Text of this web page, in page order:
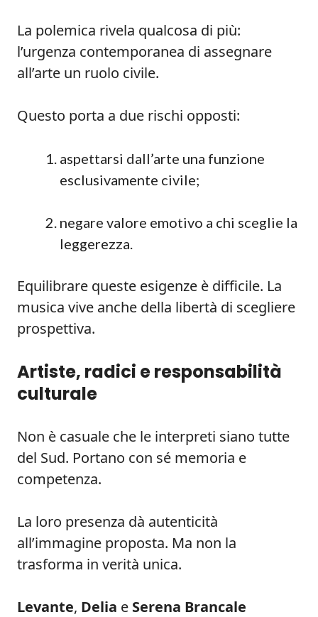
La polemica rivela qualcosa di più:
l’urgenza contemporanea di assegnare
all’arte un ruolo civile.
Questo porta a due rischi opposti:
aspettarsi dall’arte una funzione
esclusivamente civile;
negare valore emotivo a chi sceglie la
leggerezza.
Equilibrare queste esigenze è difficile. La
musica vive anche della libertà di scegliere
prospettiva.
Artiste, radici e responsabilità
culturale
Non è casuale che le interpreti siano tutte
del Sud. Portano con sé memoria e
competenza.
La loro presenza dà autenticità
all’immagine proposta. Ma non la
trasforma in verità unica.
Levante, Delia e Serena Brancale